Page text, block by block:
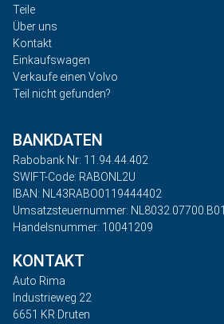
Teile
Über uns
Kontakt
Einkaufswagen
Verkaufe einen Volvo
Teil nicht gefunden?
BANKDATEN
Rabobank Nr: 11.94.44.402
SWIFT-Code: RABONL2U
IBAN: NL43RABO0119444402
Umsatzsteuernummer: NL8032.07700.B01
Handelsnummer: 10041209
KONTAKT
Auto Rima
Industrieweg 22
6651 KR Druten